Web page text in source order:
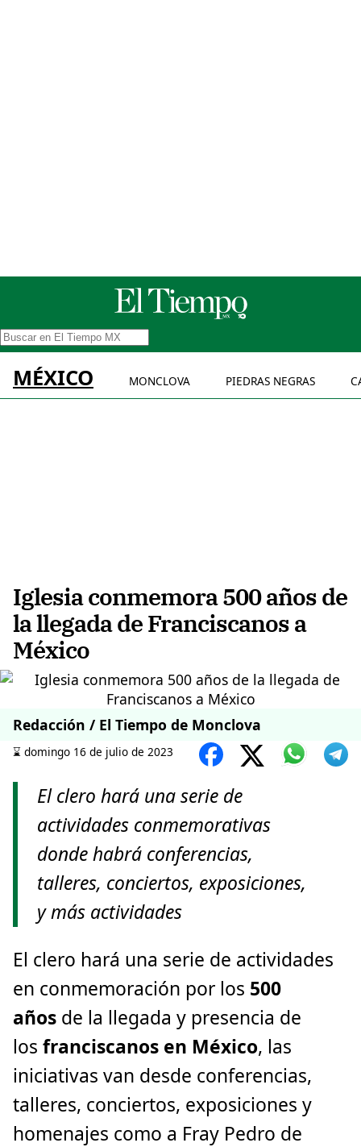
MÉXICO MONCLOVA PIEDRAS NEGRAS
Iglesia conmemora 500 años de
la llegada de Franciscanos a
México
Redacción / El Tiempo de Monclova
⌛️ domingo 16 de julio de 2023
El clero hará una serie de
actividades conmemorativas
donde habrá conferencias,
talleres, conciertos, exposiciones,
y más actividades
El clero hará una serie de actividades
en conmemoración por los 500
años de la llegada y presencia de
los franciscanos en México, las
iniciativas van desde conferencias,
talleres, conciertos, exposiciones y
homenajes como a Fray Pedro de